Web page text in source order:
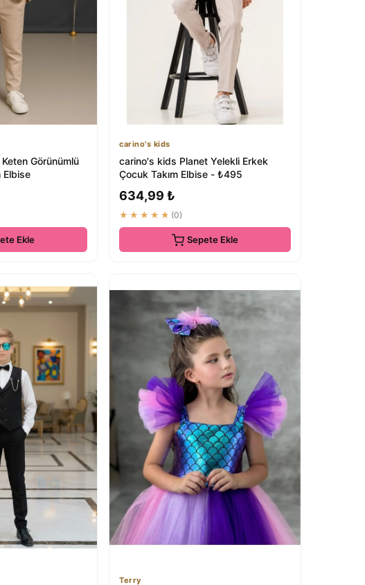
Görünümlü
Elbise
Ekle
carino's kids
carino's kids Planet Yelekli Erkek
Çocuk Takım Elbise - ₺495
634,99 ₺
★★★★★ (0)
Sepete Ekle
Terry